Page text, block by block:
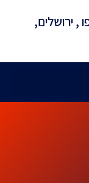
, ירושלים,